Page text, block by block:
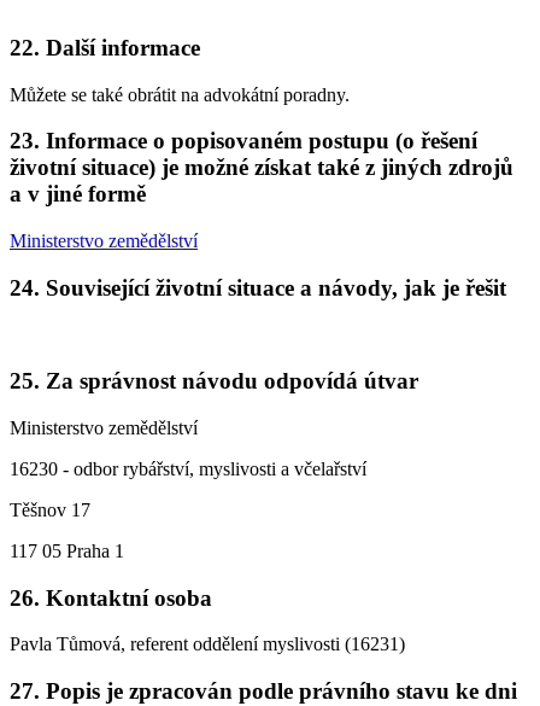
22. Další informace
Můžete se také obrátit na advokátní poradny.
23. Informace o popisovaném postupu (o řešení
životní situace) je možné získat také z jiných zdrojů
a v jiné formě
Ministerstvo zemědělství
24. Související životní situace a návody, jak je řešit
25. Za správnost návodu odpovídá útvar
Ministerstvo zemědělství
16230 - odbor rybářství, myslivosti a včelařství
Těšnov 17
117 05 Praha 1
26. Kontaktní osoba
Pavla Tůmová, referent oddělení myslivosti (16231)
27. Popis je zpracován podle právního stavu ke dni